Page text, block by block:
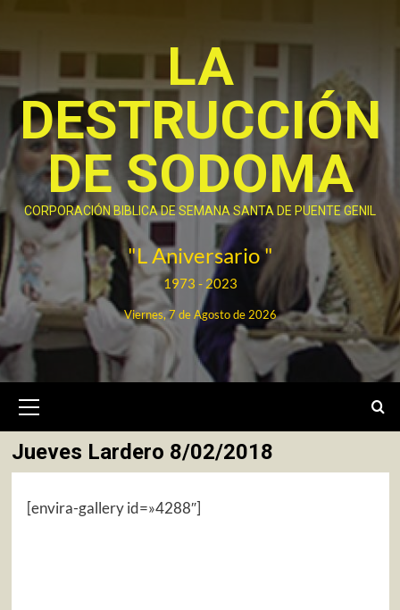
contenido
LA
DESTRUCCIÓN
DE SODOMA
CORPORACIÓN BIBLICA DE SEMANA SANTA DE PUENTE GENIL
"L Aniversario "
1973 - 2023
Viernes, 7 de Agosto de 2026
primario
Jueves Lardero 8/02/2018
[envira-gallery id=»4288″]